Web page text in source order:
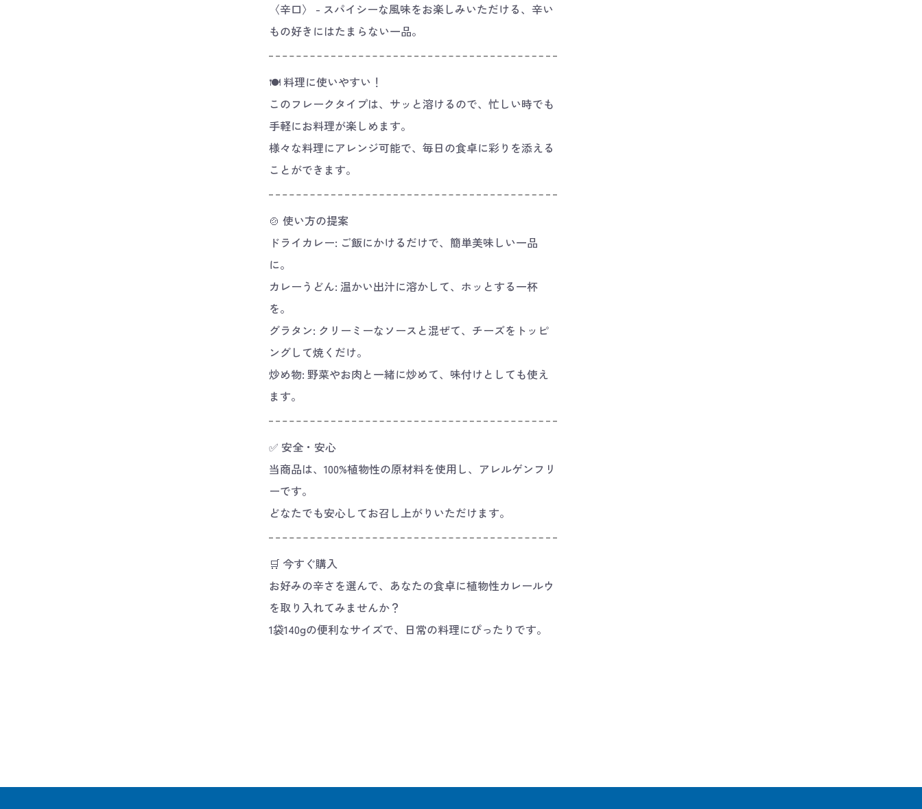
〈辛口〉 - スパイシーな風味をお楽しみいただける、辛い
もの好きにはたまらない一品。
🍽️ 料理に使いやすい！
このフレークタイプは、サッと溶けるので、忙しい時でも
手軽にお料理が楽しめます。
様々な料理にアレンジ可能で、毎日の食卓に彩りを添える
ことができます。
🍲 使い方の提案
ドライカレー: ご飯にかけるだけで、簡単美味しい一品
に。
カレーうどん: 温かい出汁に溶かして、ホッとする一杯
を。
グラタン: クリーミーなソースと混ぜて、チーズをトッピ
ングして焼くだけ。
炒め物: 野菜やお肉と一緒に炒めて、味付けとしても使え
ます。
✅ 安全・安心
当商品は、100%植物性の原材料を使用し、アレルゲンフリ
ーです。
どなたでも安心してお召し上がりいただけます。
🛒 今すぐ購入
お好みの辛さを選んで、あなたの食卓に植物性カレールウ
を取り入れてみませんか？
1袋140gの便利なサイズで、日常の料理にぴったりです。